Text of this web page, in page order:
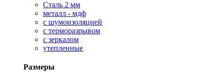
Сталь 2 мм
металл - мдф
с шумоизоляцией
с терморазрывом
с зеркалом
утепленные
Размеры